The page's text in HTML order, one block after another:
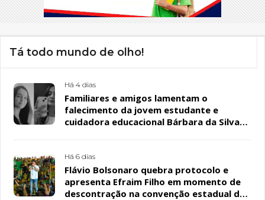
Tá todo mundo de olho!
Há 4 dias
Familiares e amigos lamentam o
falecimento da jovem estudante e
cuidadora educacional Bárbara da Silva
Há 6 dias
Flávio Bolsonaro quebra protocolo e
apresenta Efraim Filho em momento de
descontração na convenção estadual do